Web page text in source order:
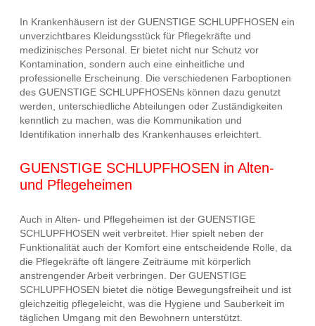
In Krankenhäusern ist der GUENSTIGE SCHLUPFHOSEN ein
unverzichtbares Kleidungsstück für Pflegekräfte und
medizinisches Personal. Er bietet nicht nur Schutz vor
Kontamination, sondern auch eine einheitliche und
professionelle Erscheinung. Die verschiedenen Farboptionen
des GUENSTIGE SCHLUPFHOSENs können dazu genutzt
werden, unterschiedliche Abteilungen oder Zuständigkeiten
kenntlich zu machen, was die Kommunikation und
Identifikation innerhalb des Krankenhauses erleichtert.
GUENSTIGE SCHLUPFHOSEN in Alten-
und Pflegeheimen
Auch in Alten- und Pflegeheimen ist der GUENSTIGE
SCHLUPFHOSEN weit verbreitet. Hier spielt neben der
Funktionalität auch der Komfort eine entscheidende Rolle, da
die Pflegekräfte oft längere Zeiträume mit körperlich
anstrengender Arbeit verbringen. Der GUENSTIGE
SCHLUPFHOSEN bietet die nötige Bewegungsfreiheit und ist
gleichzeitig pflegeleicht, was die Hygiene und Sauberkeit im
täglichen Umgang mit den Bewohnern unterstützt.